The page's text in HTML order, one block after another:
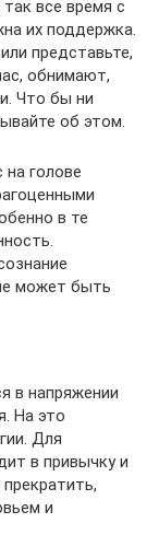
все время с
их поддержка.
представьте,
обнимают,
Что бы ни
об этом.
голове
в те
может быть
в напряжении
На это
Для
в привычку и
и